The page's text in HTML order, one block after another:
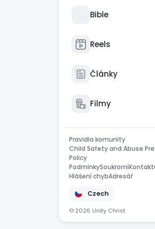
Bible
Reels
Články
Filmy
Pravidla komunity
Child Safety and Abuse
Policy
PodmínkySoukromí
Hlášení chybAdresář
Czech
© 2026 Unity Christ